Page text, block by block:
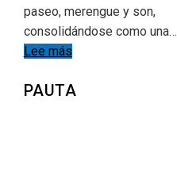
paseo, merengue y son,
consolidándose como una…
Lee más
PAUTA